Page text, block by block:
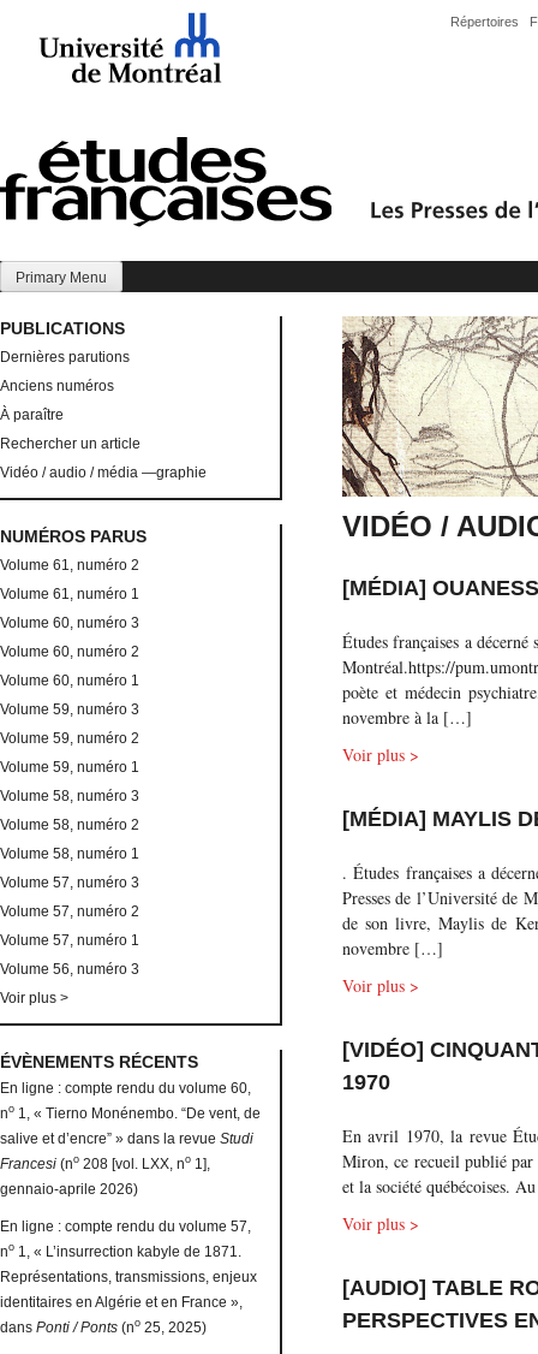
Répertoires
Primary Menu
VIDÉO /
[MÉDIA]
Études françaises a
Montréal.https://
poète et médecin
novembre à la […]
Voir plus >
[MÉDIA] MAYLIS
. Études françaises a
Presses de l’Université de
de son livre, Maylis de
novembre […]
Voir plus >
[VIDÉO]
1970
En avril 1970, la revue
Miron, ce recueil publié par
et la société québécoises.
Voir plus >
[AUDIO] TABLE
PERSPECTIVES
PUBLICATIONS
Dernières parutions
Anciens numéros
À paraître
Rechercher un article
Vidéo / audio / média —graphie
NUMÉROS PARUS
Volume 61, numéro 2
Volume 61, numéro 1
Volume 60, numéro 3
Volume 60, numéro 2
Volume 60, numéro 1
Volume 59, numéro 3
Volume 59, numéro 2
Volume 59, numéro 1
Volume 58, numéro 3
Volume 58, numéro 2
Volume 58, numéro 1
Volume 57, numéro 3
Volume 57, numéro 2
Volume 57, numéro 1
Volume 56, numéro 3
Voir plus >
ÉVÈNEMENTS RÉCENTS
En ligne : compte rendu du volume 60,
no 1, « Tierno Monénembo. “De vent, de
salive et d’encre” » dans la revue Studi
Francesi (no 208 [vol. LXX, no 1],
gennaio-aprile 2026)
En ligne : compte rendu du volume 57,
no 1, « L’insurrection kabyle de 1871.
Représentations, transmissions, enjeux
identitaires en Algérie et en France »,
dans Ponti / Ponts (no 25, 2025)